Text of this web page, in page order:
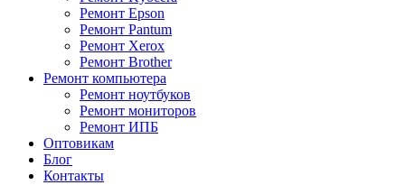
Ремонт Epson
Ремонт Pantum
Ремонт Xerox
Ремонт Brother
Ремонт компьютера
Ремонт ноутбуков
Ремонт мониторов
Ремонт ИПБ
Оптовикам
Блог
Контакты